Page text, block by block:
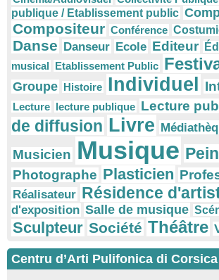
publique / Etablissement public
Compositeur Conférence
Danse Danseur Ecole Editeur
musical Etablissement Public
Groupe Histoire Individuel
Lecture lecture publique Lecture
de diffusion Livre
Musicien Musique
Photographe Plasticien
Réalisateur Résidence
d'exposition Salle de musique
Sculpteur Société Théâtre
Centru d’Arti Pulifonica di Corsica